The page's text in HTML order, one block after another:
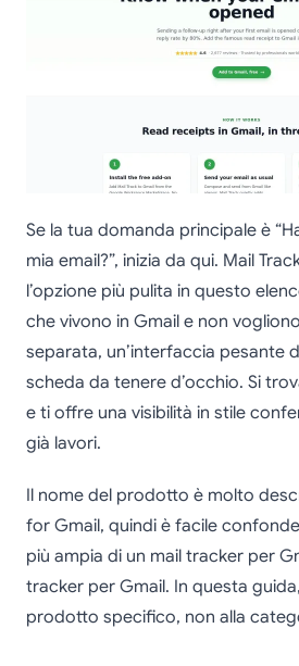
Se la tua domanda principale è
mia email?”, inizia da qui. Mail
l’opzione più pulita in questo
che vivono in Gmail e non
separata, un’interfaccia pesante
scheda da tenere d’occhio. Si
e ti offre una visibilità in stile
già lavori.
Il nome del prodotto è molto
for Gmail, quindi è facile
più ampia di un mail tracker per
tracker per Gmail. In questa
prodotto specifico, non alla